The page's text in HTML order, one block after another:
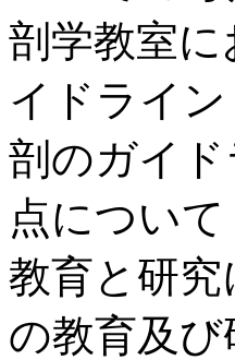
剖学教室
イドライ
剖のガイ
点につい
教育と研
の教育及